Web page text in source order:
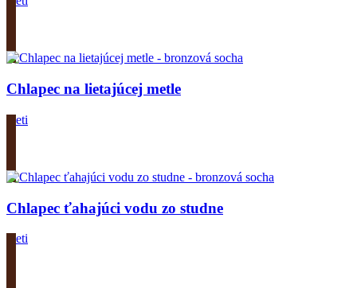
Chlapec na lietajúcej metle
Deti
Chlapec ťahajúci vodu zo studne
Deti